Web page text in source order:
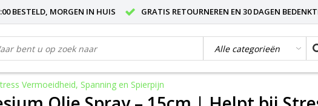
BESTELD, MORGEN IN HUIS GRATIS RETOURNEREN EN 30 DAGEN
Vermoeidheid, Spanning en Spierpijn